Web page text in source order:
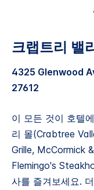
크랩트리 밸
4325 Glenwood
27612
이 모든 것이 호텔
리 몰(Crabtree
Grille, McCormick
Flemingo's
사를 즐겨보세요.